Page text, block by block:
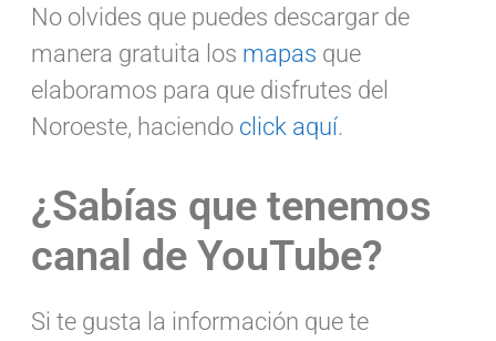
No olvides que puedes descargar de
manera gratuita los mapas que
elaboramos para que disfrutes del
Noroeste, haciendo click aquí.
¿Sabías que tenemos
canal de YouTube?
Si te gusta la información que te